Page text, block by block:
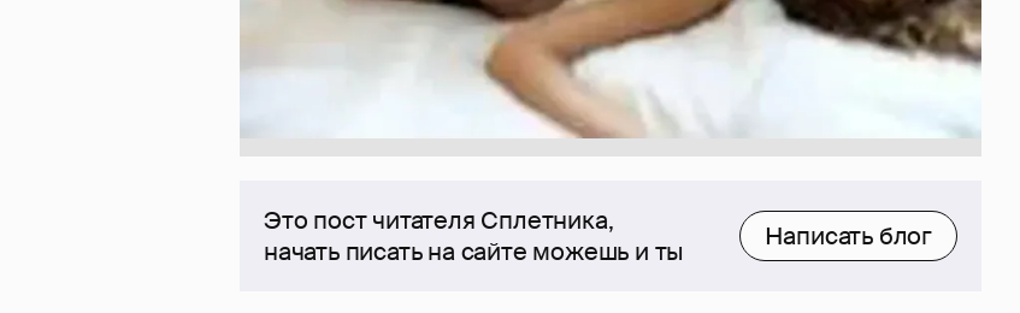
Это пост читателя Сплетника,
начать писать на сайте можешь и ты
Написать блог